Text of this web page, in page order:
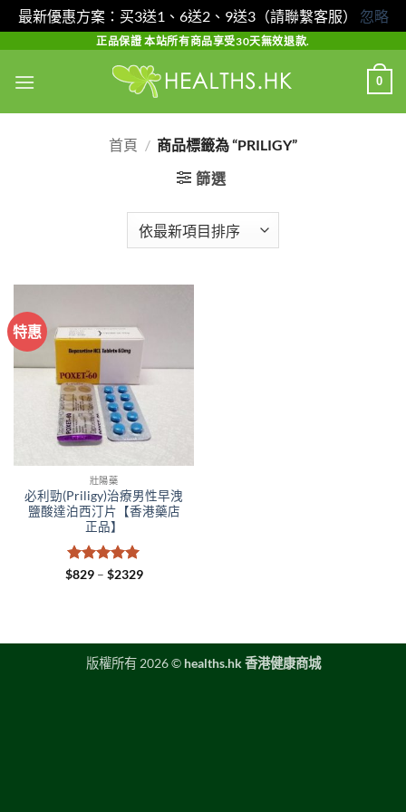
最新優惠方案：买3送1、6送2、9送3（請聯繫客服） 忽略
content
正品保證 本站所有商品享受30天無效退款.
0
首頁 / 商品標籤為 “PRILIGY”
篩選
特惠
壯陽藥
必利勁(Priligy)治療男性早洩
鹽酸達泊西汀片【香港藥店
正品】
評分 5滿
$829 – $2329Price
版權所有 2026 © healths.hk 香港健康商城